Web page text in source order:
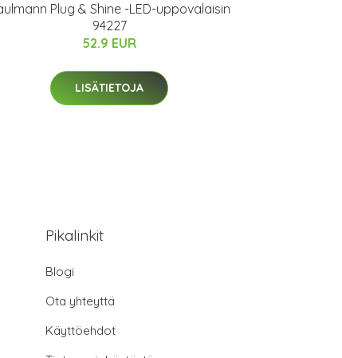
Plug & Shine -LED-uppovalaisin
94227
52.9 EUR
LISÄTIETOJA
Pikalinkit
Blogi
Ota yhteyttä
Käyttöehdot